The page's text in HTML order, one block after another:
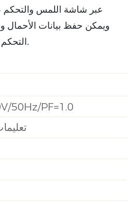
عبر شاشة اللمس
ويمكن حفظ بيانات الأحمال
التحكم عن بُعد عبر الحاسوب.
50Hz/PF=1.0